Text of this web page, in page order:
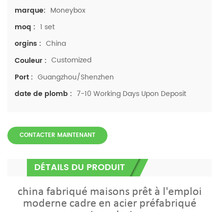
marque: Moneybox
moq : 1 set
orgins : China
Couleur : Customized
Port : Guangzhou/Shenzhen
date de plomb : 7-10 Working Days Upon Deposit
CONTACTER MAINTENANT
DÉTAILS DU PRODUIT
china fabriqué maisons prêt à l'emploi
moderne cadre en acier préfabriqué